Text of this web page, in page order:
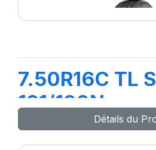
7.50R16C TL
121/120N
Détails du